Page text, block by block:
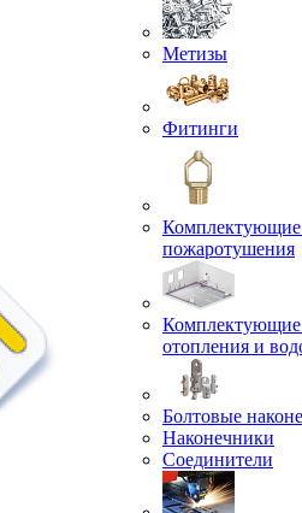
Метизы
Фитинги
Комплектующие
пожаротушения
Комплектующие
отопления и
Болтовые
Наконечники
Соединители